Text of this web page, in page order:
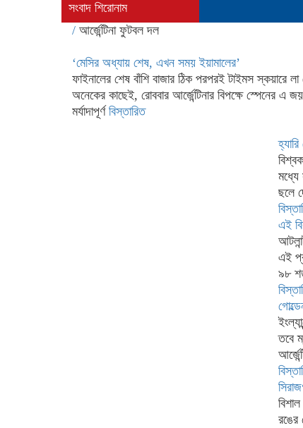
সংবাদ শিরোনাম
/ আর্জেন্টিনা ফুটবল দল
‘মেসির অধ্যায় শেষ, এখন সময় ইয়ামালের’
ফাইনালের শেষ বাঁশি বাজার ঠিক পরপরই টাইমস স্কয়ারে
অনেকের কাছেই, রোববার আর্জেন্টিনার বিপক্ষে স্পেনের
মর্যাদাপূর্ণ বিস্তারিত
মধ্যে
ছলে
এই
এই
৯৮
তবে
রঙের